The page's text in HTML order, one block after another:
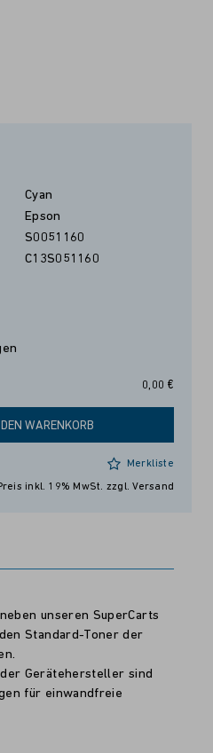
Cyan
Epson
S0051160
C13S051160
0,00 €
WARENKORB
Merkliste
inkl. 19% MwSt. zzgl. Versand
unseren SuperCarts
Standard-Toner der
Gerätehersteller sind
für einwandfreie